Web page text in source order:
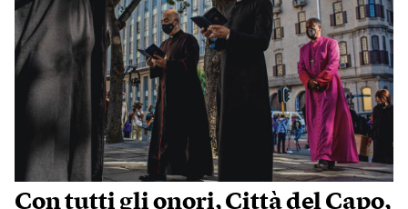
Con tutti gli onori, Città del Capo,